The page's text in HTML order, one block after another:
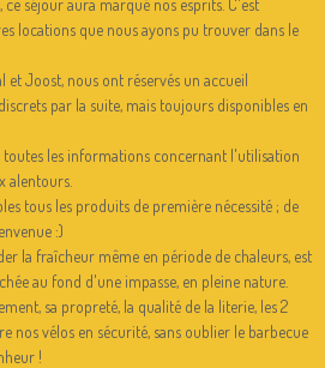
séjour aura marqué nos esprits. C'est
locations que nous ayons pu trouver dans le
et Joost, nous ont réservés un accueil
par la suite, mais toujours disponibles en
les informations concernant l'utilisation
alentours.
tous les produits de première nécessité ; de
:)
la fraîcheur même en période de chaleurs, est
au fond d'une impasse, en pleine nature.
sa propreté, la qualité de la literie, les 2
nos vélos en sécurité, sans oublier le barbecue
!